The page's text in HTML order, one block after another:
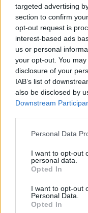
targeted advertising
section to confirm
opt-out request is
interest-based ads
us or personal
your opt-out. You
disclosure of your
IAB’s list of
also be disclosed by
Downstream
Personal Data
I want to opt-out
personal data.
Opted In
I want to opt-out
Personal Data.
Opted In
Acțiunea
PDF (Lazarus)
PUSL (D.
PNȚCD
PNCR (Terheș)
Partidul
FAR (Coarnă)
România pe
Altul
Arhiva sondajelor